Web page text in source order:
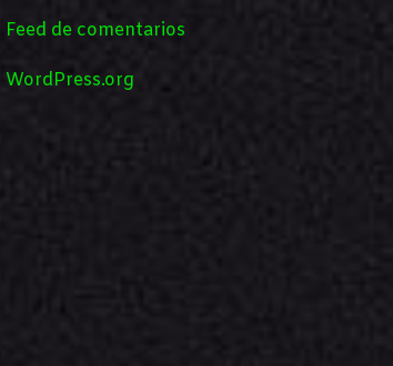
Feed de comentarios
WordPress.org